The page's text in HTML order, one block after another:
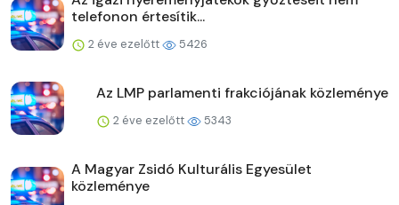
telefonon értesítik...
2 éve ezelőtt 5426
Az LMP parlamenti frakciójának közleménye
2 éve ezelőtt 5343
A Magyar Zsidó Kulturális Egyesület
közleménye